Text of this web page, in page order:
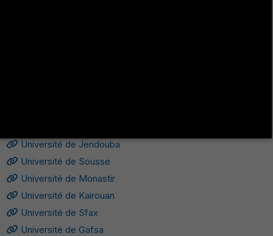
Université de Jendouba
Université de Sousse
Université de Monastir
Université de Kairouan
Université de Sfax
Université de Gafsa